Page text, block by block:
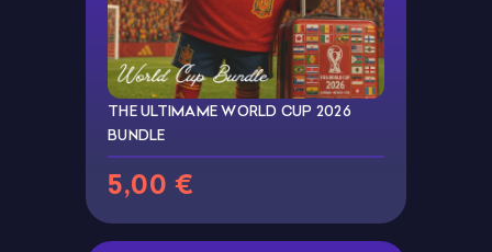
THE ULTIMAME WORLD CUP 2026
BUNDLE
5,00 €